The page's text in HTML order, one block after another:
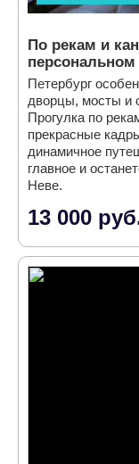
По рекам и
персональном
Петербург
дворцы, мосты и
Прогулка по
прекрасные
динамичное
главное и
Неве.
13 000